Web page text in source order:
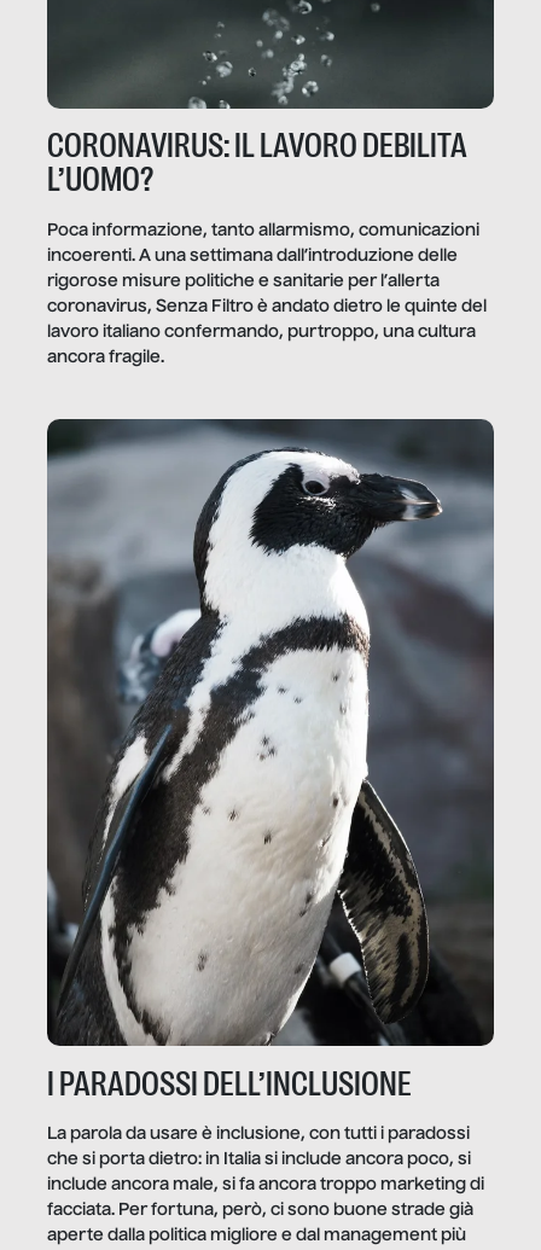
CORONAVIRUS: IL LAVORO DEBILITA
L’UOMO?
Poca informazione, tanto allarmismo, comunicazioni
incoerenti. A una settimana dall’introduzione delle
rigorose misure politiche e sanitarie per l’allerta
coronavirus, Senza Filtro è andato dietro le quinte del
lavoro italiano confermando, purtroppo, una cultura
ancora fragile.
I PARADOSSI DELL’INCLUSIONE
La parola da usare è inclusione, con tutti i paradossi
che si porta dietro: in Italia si include ancora poco, si
include ancora male, si fa ancora troppo marketing di
facciata. Per fortuna, però, ci sono buone strade già
aperte dalla politica migliore e dal management più